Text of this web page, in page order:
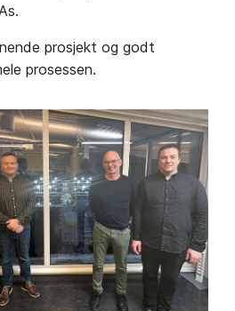
prosjekt og godt
prosessen.